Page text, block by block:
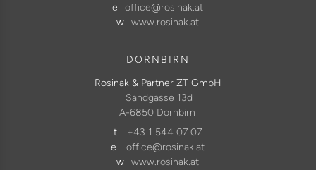
e
office@rosinak.at
w www.rosinak.at
DORNBIRN
Rosinak & Partner ZT GmbH
Sandgasse 13d
A-6850 Dornbirn
t
+43 1 544 07 07
e
office@rosinak.at
w www.rosinak.at